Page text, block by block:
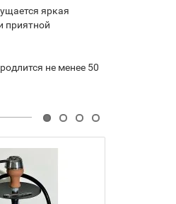
яркая
приятной
не менее 50